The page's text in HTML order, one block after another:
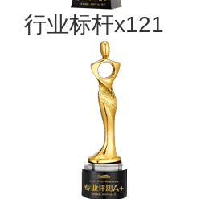
行业标杆x121